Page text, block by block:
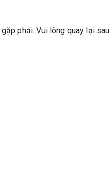
phải. Vui lòng quay lại sau